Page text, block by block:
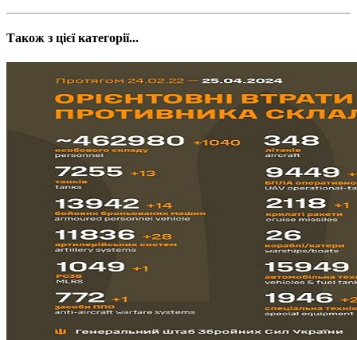
Також з цієї категорії...